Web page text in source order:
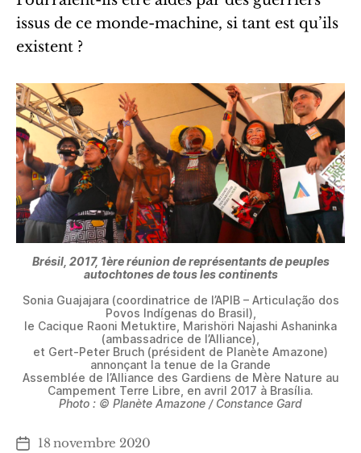
issus de ce monde-machine, si tant est qu’ils
existent ?
Brésil, 2017, 1ère réunion de représentants de peuples
autochtones de tous les continents
Sonia Guajajara (coordinatrice de l’APIB – Articulação dos
Povos Indígenas do Brasil),
le Cacique Raoni Metuktire, Marishöri Najashi Ashaninka
(ambassadrice de l’Alliance),
et Gert-Peter Bruch (président de Planète Amazone)
annonçant la tenue de la Grande
Assemblée de l’Alliance des Gardiens de Mère Nature au
Campement Terre Libre, en avril 2017 à Brasília.
Photo : © Planète Amazone / Constance Gard
Date18 novembre 2020